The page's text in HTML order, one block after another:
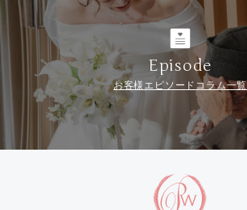
Episode
お客様エピソードコラム一覧